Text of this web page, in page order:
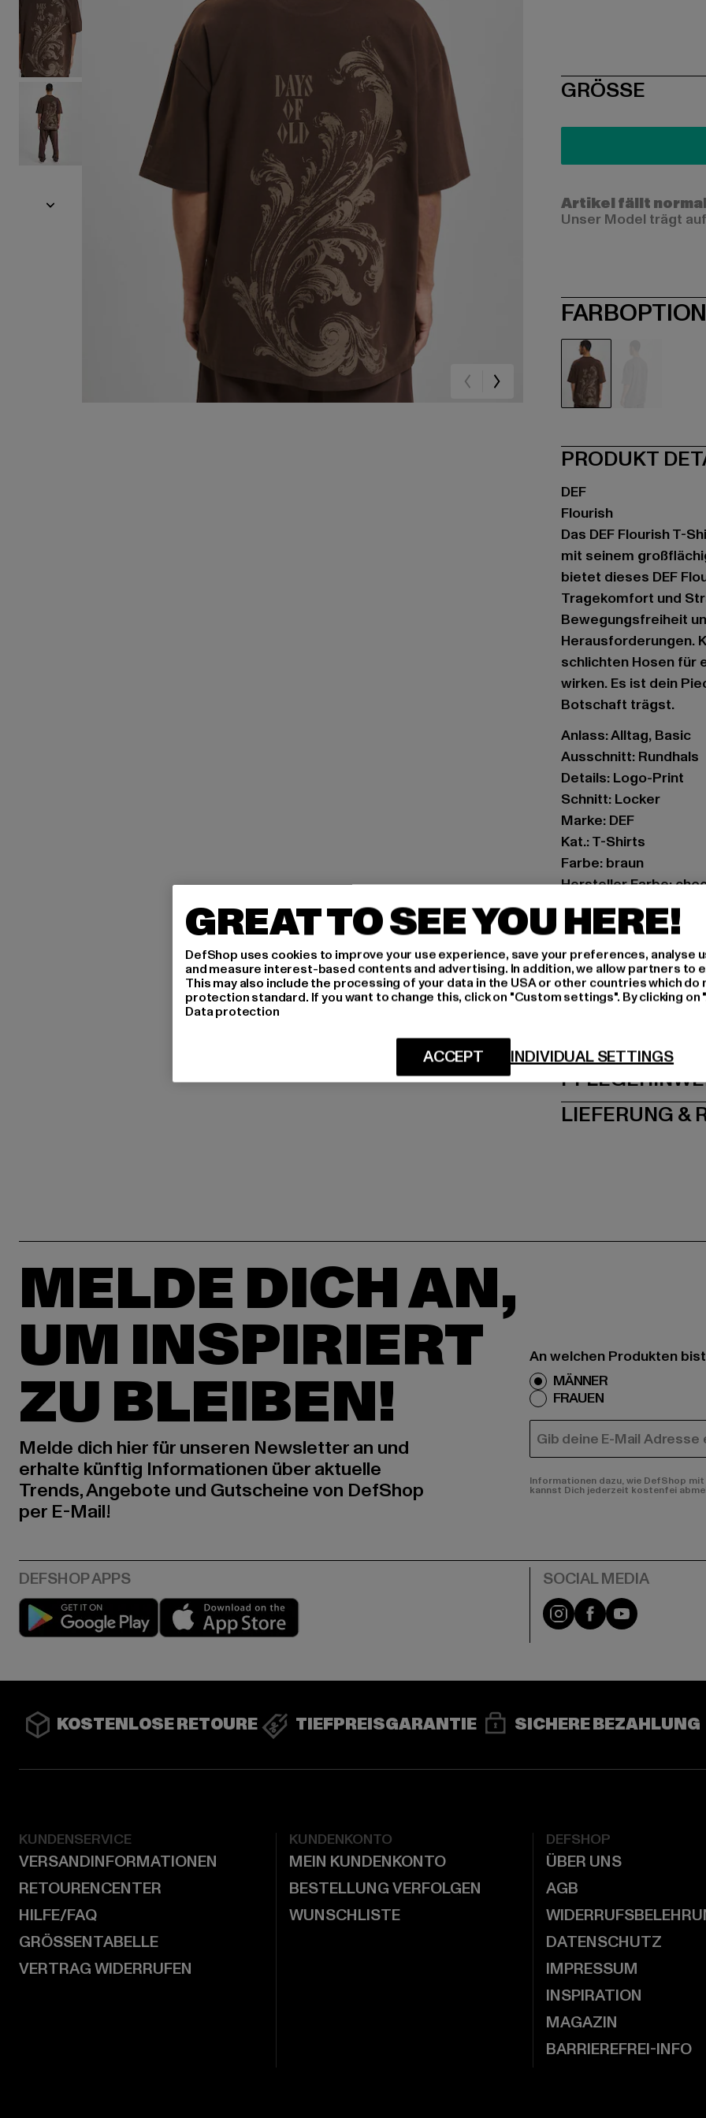
SIZE
GRÖSSE
Artikel fällt
Unser Model trägt
PRODUKT
DEF
Flourish
Das DEF Flourish T-
mit seinem
bietet dieses DEF
Tragekomfort und
Bewegungsfreiheit
Herausforderungen.
schlichten Hosen für
wirken. Es ist dein
Botschaft trägst.
Anlass: Alltag, Basic
Ausschnitt: Rundhals
Details: Logo-Print
Schnitt: Locker
Marke: DEF
Kat.: T-Shirts
Farbe: braun
Hersteller Farbe:
Art.Nr: DFTS245-17341
Hersteller: TB
Dr.-Robert-Murjahn-
GRÖSSE
LIEFERUNG &
MELDE DICH AN,
UM INSPIRIERT
ZU BLEIBEN!
Melde dich hier für unseren Newsletter an und
erhalte künftig Informationen über aktuelle
Trends, Angebote und Gutscheine von DefShop
per E-Mail!
An welchen Produkten
MÄNNER
FRAUEN
E-MAIL
Informationen dazu, wie DefShop
kannst Dich jederzeit kostenfei
Play market Instagram
FacebookYouTube
KOSTENLOSE RETOURE TIEFPREISGARANTIE SICHERE BEZAHLUNG
KUNDENSERVICE
VERSANDINFORMATIONEN
RETOURENCENTER
HILFE/FAQ
GRÖSSENTABELLE
VERTRAG WIDERRUFEN
KUNDENKONTO
MEIN KUNDENKONTO
BESTELLUNG VERFOLGEN
WUNSCHLISTE
DEFSHOP
ÜBER UNS
AGB
DATENSCHUTZ
IMPRESSUM
INSPIRATION
MAGAZIN
BARRIEREFREI-INFO
GREAT TO SEE YOU HERE!
DefShop uses cookies to improve your use experience, save your preferences, analyse
and measure interest-based contents and advertising. In addition, we allow partners to
This may also include the processing of your data in the USA or other countries which do
protection standard. If you want to change this, click on "Custom settings". By clicking
Data protection
INDIVIDUAL SETTINGS
ACCEPT